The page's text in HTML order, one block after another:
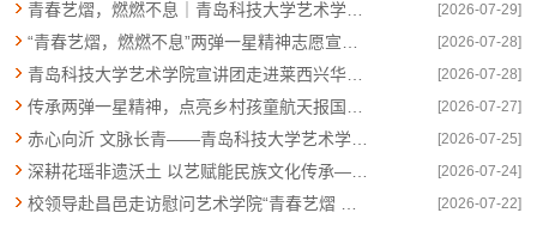
[2026-07-29]
[2026-07-28]
[2026-07-28]
[2026-07-27]
[2026-07-25]
[2026-07-24]
[2026-07-22]